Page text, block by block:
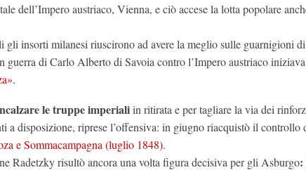
dell’Impero austriaco, Vienna, e ciò accese la lotta popolare
gli insorti milanesi riuscirono ad avere la meglio sulle guarnigioni
di Carlo Alberto di Savoia contro l’Impero austriaco
.
le truppe imperialiin ritirata e per tagliare la via dei
a disposizione, riprese l’offensiva: in giugno riacquistò il controllo
e Sommacampagna (luglio 1848).
Radetzky risultò ancora una volta figura decisiva per gli Asburgo: